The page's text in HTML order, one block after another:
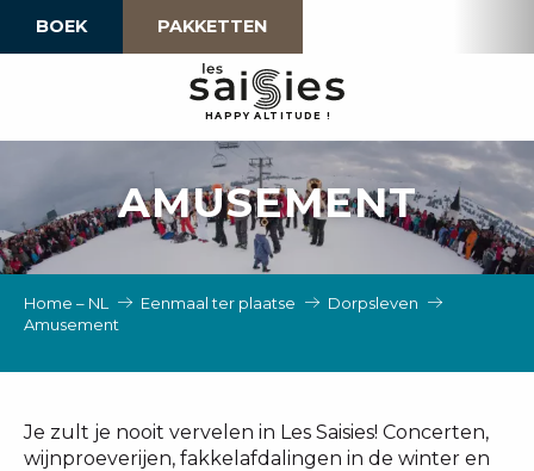
BOEK PAKKETTEN
HAPPY ALTI TU D E !
AMUSEMENT
Home – NL Eenmaal ter plaatse
Dorpsleven
Amusement
Je zult je nooit vervelen in Les Saisies! Concerten,
wijnproeverijen, fakkelafdalingen in de winter en